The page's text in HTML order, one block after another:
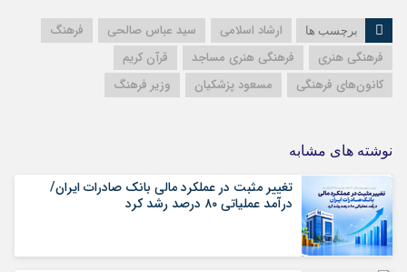
برچسب ها ارشاد اسلامی سید عباس صالحی
فرهنگ
فرهنگی هنری
فرهنگی هنری مساجد
قرآن کریم
کانون‌های فرهنگی
مسعود پزشکیان وزیر فرهنگ
نوشته های مشابه
تغییر مثبت در عملکرد مالی بانک صادرات ایران/
درآمد عملیاتی ۸۰ درصد رشد کرد